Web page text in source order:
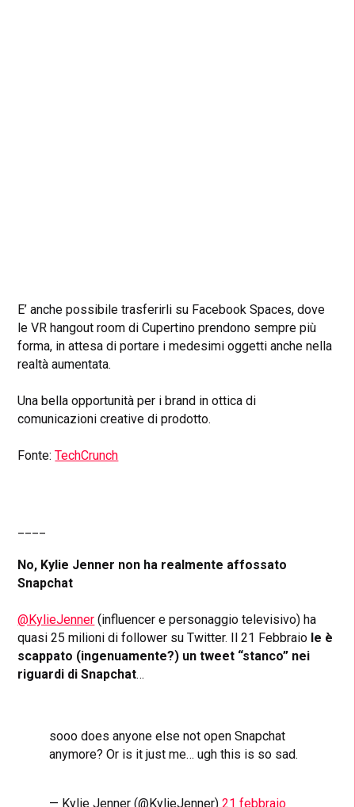
E’ anche possibile trasferirli su Facebook Spaces, dove
le VR hangout room di Cupertino prendono sempre più
forma, in attesa di portare i medesimi oggetti anche nella
realtà aumentata.
Una bella opportunità per i brand in ottica di
comunicazioni creative di prodotto.
Fonte:TechCrunch
No, Kylie Jenner non ha realmente affossato
Snapchat
@KylieJenner (influencer e personaggio televisivo) ha
quasi 25 milioni di follower su Twitter. Il 21 Febbraio le è
scappato (ingenuamente?) un tweet “stanco” nei
riguardi di Snapchat…
sooo does anyone else not open Snapchat
anymore? Or is it just me… ugh this is so sad.
— Kylie Jenner (@KylieJenner)21 febbraio